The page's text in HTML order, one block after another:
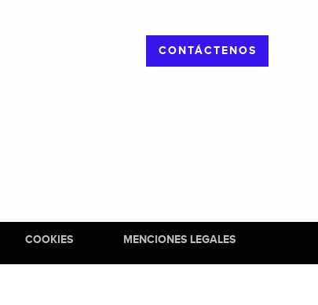
CONTÁCTENOS
COOKIES MENCIONES LEGALES